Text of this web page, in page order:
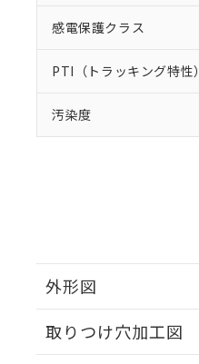
感電保護クラス
PTI（トラッキング特性）
汚染度
外形図
取りつけ穴加工図